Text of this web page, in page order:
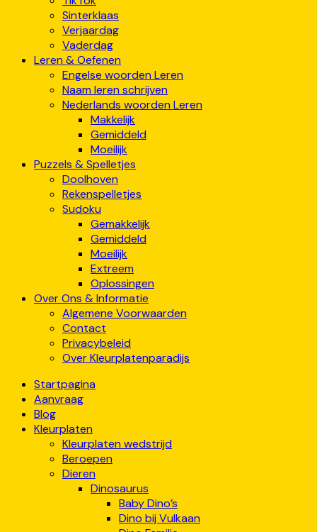
Sinterklaas
Verjaardag
Vaderdag
Leren & Oefenen
Engelse woorden Leren
Naam leren schrijven
Nederlands woorden Leren
Makkelijk
Gemiddeld
Moeilijk
Puzzels & Spelletjes
Doolhoven
Rekenspelletjes
Sudoku
Gemakkelijk
Gemiddeld
Moeilijk
Extreem
Oplossingen
Over Ons & Informatie
Algemene Voorwaarden
Contact
Privacybeleid
Over Kleurplatenparadijs
Startpagina
Aanvraag
Blog
Kleurplaten
Kleurplaten wedstrijd
Beroepen
Dieren
Dinosaurus
Baby Dino’s
Dino bij Vulkaan